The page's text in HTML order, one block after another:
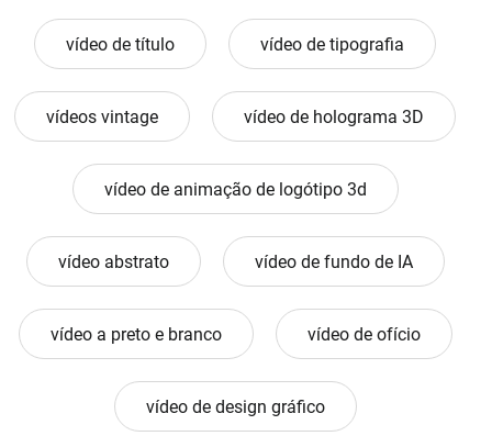
vídeo de título vídeo de tipografia
vídeos vintage vídeo de holograma 3D
vídeo de animação de logótipo 3d
vídeo abstrato vídeo de fundo de IA
vídeo a preto e branco vídeo de ofício
vídeo de design gráfico